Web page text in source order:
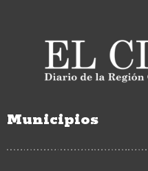
Municipios